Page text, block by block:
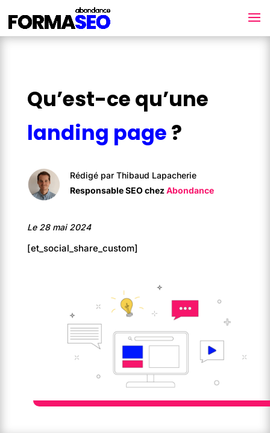
Qu’est-ce qu’une
landing page?
Rédigé par Thibaud Lapacherie
Responsable SEO chezAbondance
Le 28 mai 2024
[et_social_share_custom]